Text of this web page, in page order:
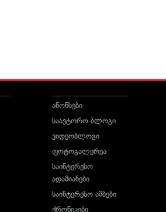
ანონსები
საავტორო ბლოგი
ვიდეობლოგი
ფოტოგალერეა
საინტერესო
ადამიანები
საინტერესო ამბები
ქრონიკები